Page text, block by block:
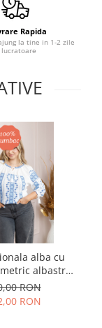
Rapida
la tine in 1-2 zile
lucratoare
alba cu
albastru
04
RON
RON